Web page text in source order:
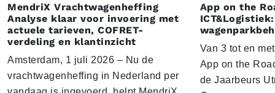
MendriX Vrachtwagenheffing
Analyse klaar voor invoering met
actuele tarieven, COFRET-
verdeling en klantinzicht
Amsterdam, 1 juli 2026 – Nu de
vrachtwagenheffing in Nederland per
App on the
Van 3 tot en
App on the
de Jaarbeurs